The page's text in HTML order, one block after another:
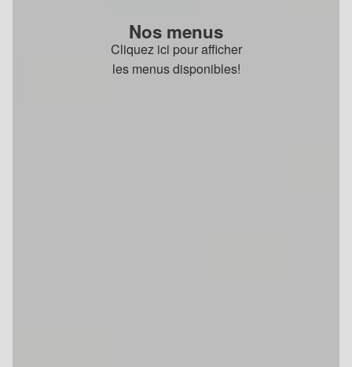
Nos menus
Cliquez ici pour afficher
les menus disponibles!